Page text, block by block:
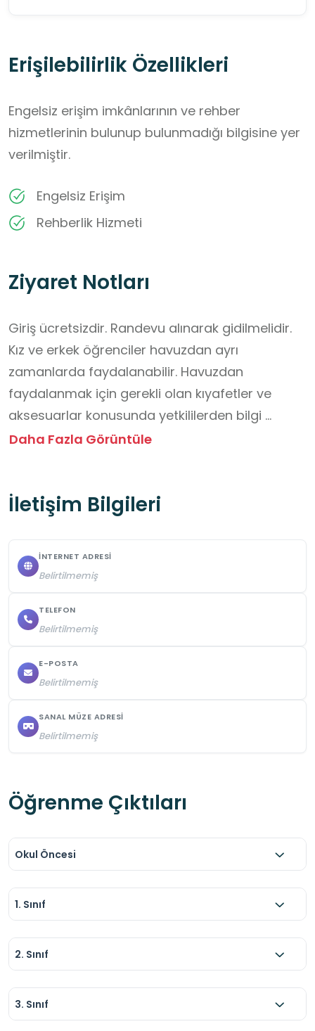
Erişilebilirlik Özellikleri
Engelsiz erişim imkânlarının ve rehber
hizmetlerinin bulunup bulunmadığı bilgisine yer
verilmiştir.
Engelsiz Erişim
Rehberlik Hizmeti
Ziyaret Notları
Giriş ücretsizdir. Randevu alınarak gidilmelidir.
Kız ve erkek öğrenciler havuzdan ayrı
zamanlarda faydalanabilir. Havuzdan
faydalanmak için gerekli olan kıyafetler ve
aksesuarlar konusunda yetkililerden bilgi
alınmalı ve hazırlıklı gidilmelidir.
antrenör talimatlarına eksiksiz uyulmalıdır.
ekipmanları izinsiz kullanılmamalıdır.
terlik ile girilmelidir. Sınıfça yapılan ziyaretlerde
öğrenci velileri de refakat etmelidir.
Daha Fazla Görüntüle
İletişim Bilgileri
İNTERNET ADRESI
Belirtilmemiş
TELEFON
Belirtilmemiş
E-POSTA
Belirtilmemiş
SANAL MÜZE ADRESI
Belirtilmemiş
Öğrenme Çıktıları
Okul Öncesi
1. Sınıf
2. Sınıf
3. Sınıf